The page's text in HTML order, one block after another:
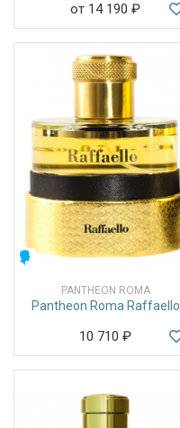
от 14 190 ₽
МУЖСКИЕ
PANTHEON ROMA
Pantheon Roma Raffaello
10 710 ₽